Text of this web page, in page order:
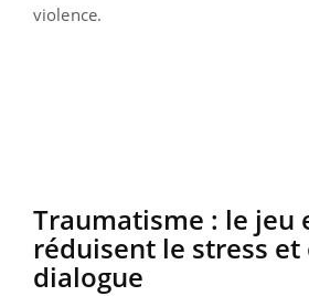
violence.
Traumatisme : le jeu
réduisent le stress
dialogue